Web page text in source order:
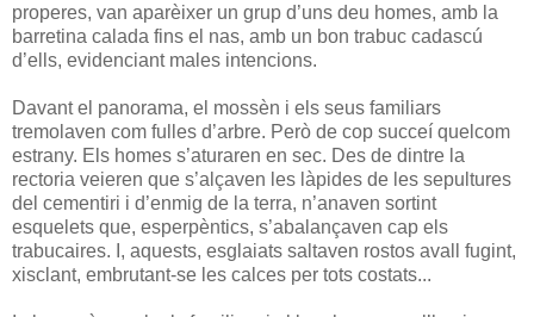
properes, van aparèixer un grup d’uns deu homes, amb la
barretina calada fins el nas, amb un bon trabuc cadascú
d’ells, evidenciant males intencions.
Davant el panorama, el mossèn i els seus familiars
tremolaven com fulles d’arbre. Però de cop succeí quelcom
estrany. Els homes s’aturaren en sec. Des de dintre la
rectoria veieren que s’alçaven les làpides de les sepultures
del cementiri i d’enmig de la terra, n’anaven sortint
esquelets que, esperpèntics, s’abalançaven cap els
trabucaires. I, aquests, esglaiats saltaven rostos avall fugint,
xisclant, embrutant-se les calces per tots costats...